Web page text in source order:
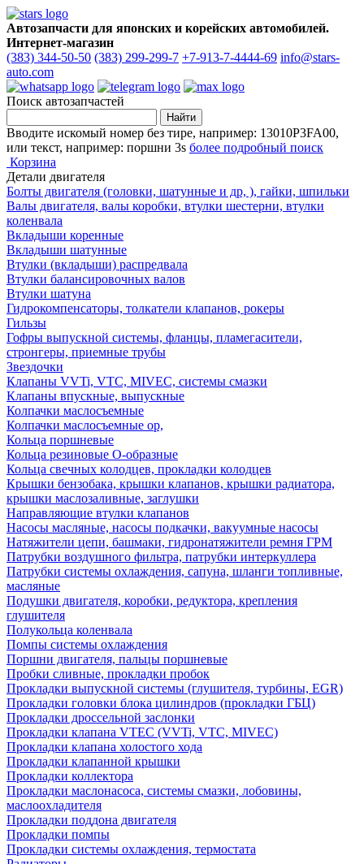
Автозапчасти для японских и корейских автомобилей.
Интернет-магазин
(383) 344-50-50 (383) 299-299-7 +7-913-7-4444-69 info@stars-
auto.com
Поиск автозапчастей
Вводите искомый номер без тире, например: 13010P3FA00,
или текст, например: поршни 3s более подробный поиск
Корзина
Детали двигателя
Болты двигателя (головки, шатунные и др, ), гайки, шпильки
Валы двигателя, валы коробки, втулки шестерни, втулки
коленвала
Вкладыши коренные
Вкладыши шатунные
Втулки (вкладыши) распредвала
Втулки балансировочных валов
Втулки шатуна
Гидрокомпенсаторы, толкатели клапанов, рокеры
Гильзы
Гофры выпускной системы, фланцы, пламегасители,
стронгеры, приемные трубы
Звездочки
Клапаны VVTi, VTC, MIVEC, системы смазки
Клапаны впускные, выпускные
Колпачки маслосъемные
Колпачки маслосъемные ор,
Кольца поршневые
Кольца резиновые О-образные
Кольца свечных колодцев, прокладки колодцев
Крышки бензобака, крышки клапанов, крышки радиатора,
крышки маслозаливные, заглушки
Направляющие втулки клапанов
Насосы масляные, насосы подкачки, вакуумные насосы
Натяжители цепи, башмаки, гидронатяжители ремня ГРМ
Патрубки воздушного фильтра, патрубки интеркуллера
Патрубки системы охлаждения, сапуна, шланги топливные,
масляные
Подушки двигателя, коробки, редуктора, крепления
глушителя
Полукольца коленвала
Помпы системы охлаждения
Поршни двигателя, пальцы поршневые
Пробки сливные, прокладки пробок
Прокладки выпускной системы (глушителя, турбины, EGR)
Прокладки головки блока цилиндров (прокладки ГБЦ)
Прокладки дроссельной заслонки
Прокладки клапана VTEC (VVTi, VTC, MIVEC)
Прокладки клапана холостого хода
Прокладки клапанной крышки
Прокладки коллектора
Прокладки маслонасоса, системы смазки, лобовины,
маслоохладителя
Прокладки поддона двигателя
Прокладки помпы
Прокладки системы охлаждения, термостата